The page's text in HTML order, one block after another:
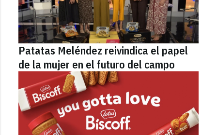
Patatas Meléndez reivindica el papel
de la mujer en el futuro del campo